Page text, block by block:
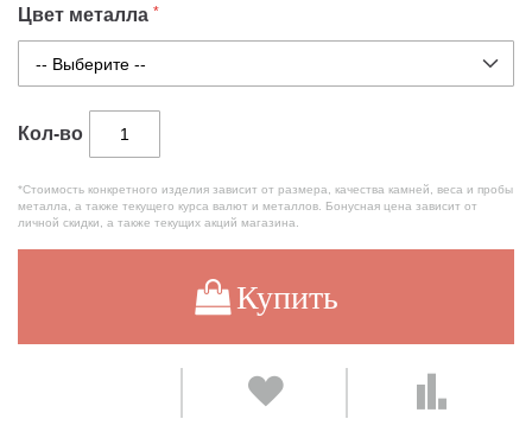
Цвет металла
Кол-во
*Стоимость конкретного изделия зависит от размера, качества камней, веса и пробы
металла, а также текущего курса валют и металлов. Бонусная цена зависит от
личной скидки, а также текущих акций магазина.
Купить